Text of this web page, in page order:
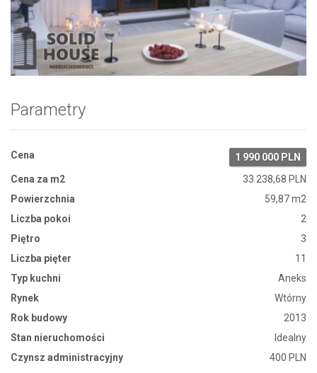
Zdjęcie 1
Parametry
Cena
1 990 000 PLN
Cena za m2
33 238,68 PLN
Powierzchnia
59,87 m2
Liczba pokoi
2
Piętro
3
Liczba pięter
11
Typ kuchni
Aneks
Rynek
Wtórny
Rok budowy
2013
Stan nieruchomości
Idealny
Czynsz administracyjny
400 PLN